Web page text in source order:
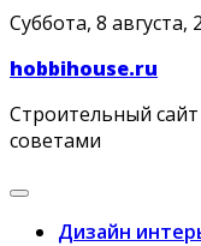
Skip
content
Суббота, 8 августа,
hobbihouse.ru
Строительный
советами
Дизайн